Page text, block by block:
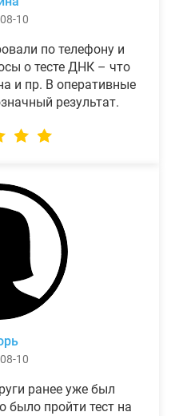
10
по телефону и
о тесте ДНК – что
и пр. В оперативные
результат.
10
ранее уже был
пройти тест на